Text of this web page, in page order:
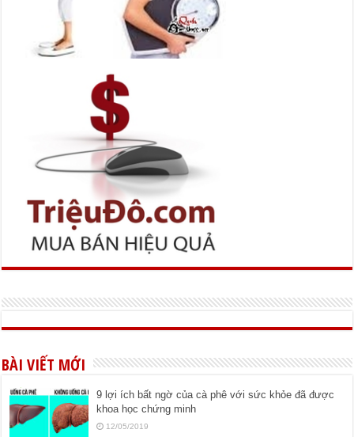
BÀI VIẾT MỚI
9 lợi ích bất ngờ của cà phê với sức khỏe đã được
khoa học chứng minh
12/05/2019